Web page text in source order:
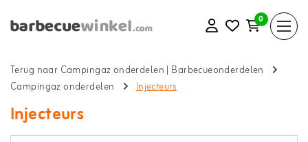
0
Terug naar Campingaz onderdelen | Barbecueonderdelen
Campingaz onderdelen
Injecteurs
Injecteurs